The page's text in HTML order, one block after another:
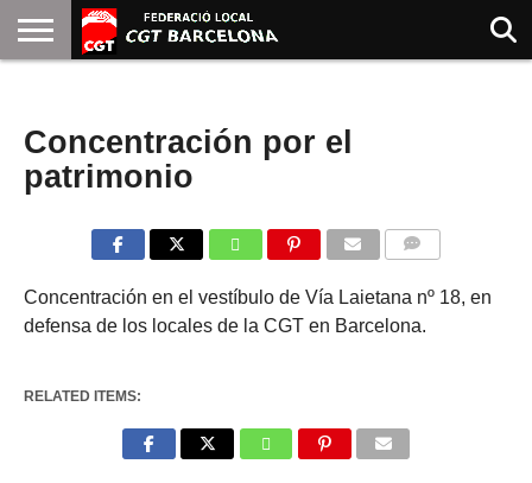
GOLDMAN
Concentración por el
patrimonio
Concentración en el vestíbulo de Vía Laietana nº 18, en
defensa de los locales de la CGT en Barcelona.
RELATED ITEMS: